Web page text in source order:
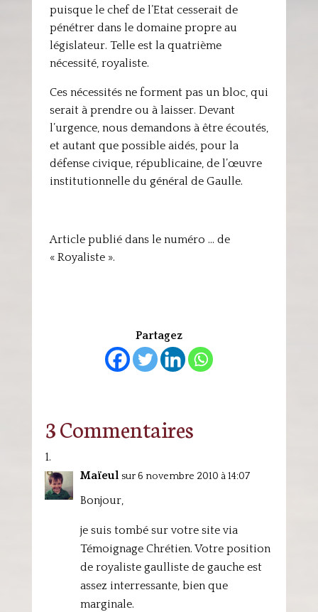
puisque le chef de l’Etat cesserait de
pénétrer dans le domaine propre au
législateur. Telle est la quatrième
nécessité, royaliste.
Ces nécessités ne forment pas un bloc, qui
serait à prendre ou à laisser. Devant
l’urgence, nous demandons à être écoutés,
et autant que possible aidés, pour la
défense civique, républicaine, de l’œuvre
institutionnelle du général de Gaulle.
Article publié dans le numéro … de
« Royaliste ».
Partagez
3 Commentaires
Maïeul sur 6 novembre 2010 à 14:07
Bonjour,
je suis tombé sur votre site via
Témoignage Chrétien. Votre position
de royaliste gaulliste de gauche est
assez interressante, bien que
marginale.